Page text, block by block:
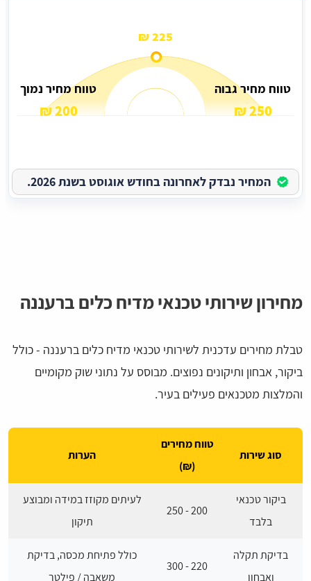
225 ₪
טווח מחיר גבוה
250 ₪
טווח מחיר נמוך
200 ₪
המחיר נבדק לאחרונה בחודש אוגוסט בשנת 2026.
מחירון שירותי טכנאי מדיח כלים ברעננה
טבלת מחירים עדכנית לשירותי טכנאי מדיח כלים ברעננה - כולל
ביקור, אבחון ותיקונים נפוצים. מבוסס על נתוני שוק מקומיים
והמלצות מטכנאים פעילים בעיר.
סוג שירות
טווח מחירים
(₪)
הערות
ביקור טכנאי
בלבד
200 - 250
לעיתים מקוזז במידה ומבוצע
תיקון
בדיקת תקלה
ואבחון
220 - 300
כולל פתיחת מכסה, בדיקת
משאבה / פילטר